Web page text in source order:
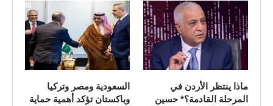
ماذا ينتظر الأردن في
المرحلة القادمة؟* حسين
السعودية ومصر وتركيا
وباكستان تؤكد أهمية حماية